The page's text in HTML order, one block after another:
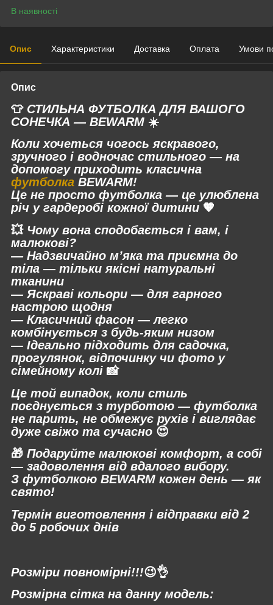
В наявності
Опис Характеристики Доставка Оплата Умови
Опис
👕 СТИЛЬНА ФУТБОЛКА ДЛЯ ВАШОГО
СОНЕЧКА — BEWARM ☀️
Коли хочеться чогось яскравого,
зручного і водночас стильного — на
допомогу приходить класична
футболка BEWARM!
Це не просто футболка — це улюблена
річ у гардеробі кожної дитини 🧡
💥 Чому вона сподобається і вам, і
малюкові?
— Надзвичайно м’яка та приємна до
тіла — тільки якісні натуральні
тканини
— Яскраві кольори — для гарного
настрою щодня
— Класичний фасон — легко
комбінується з будь-яким низом
— Ідеально підходить для садочка,
прогулянок, відпочинку чи фото у
сімейному колі 📸
Це той випадок, коли стиль
поєднується з турботою — футболка
не парить, не обмежує рухів і виглядає
дуже свіжо та сучасно 😍
🎁 Подаруйте малюкові комфорт, а собі
— задоволення від вдалого вибору.
З футболкою BEWARM кожен день — як
свято!
Термін виготовлення і відправки від 2
до 5 робочих днів
Розміри повномірні!!!😉👌
Розмірна сітка на данну модель: